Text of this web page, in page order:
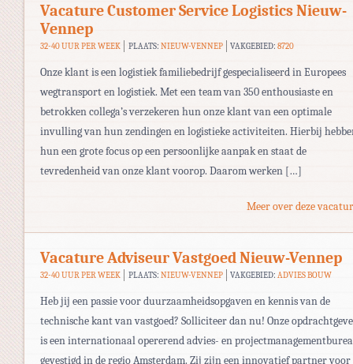
Vacature Customer Service Logistics Nieuw-
Vennep
32-40 UUR PER WEEK PLAATS: NIEUW-VENNEP VAKGEBIED:8720
Onze klant is een logistiek familiebedrijf gespecialiseerd in Europees
wegtransport en logistiek. Met een team van 350 enthousiaste en
betrokken collega’s verzekeren hun onze klant van een optimale
invulling van hun zendingen en logistieke activiteiten. Hierbij
hun een grote focus op een persoonlijke aanpak en staat de
tevredenheid van onze klant voorop. Daarom werken […]
Meer over deze
Vacature Adviseur Vastgoed Nieuw-Vennep
32-40 UUR PER WEEK PLAATS: NIEUW-VENNEP VAKGEBIED:ADVIES BOUW
Heb jij een passie voor duurzaamheidsopgaven en kennis van de
technische kant van vastgoed? Solliciteer dan nu! Onze
is een internationaal opererend advies- en
gevestigd in de regio Amsterdam. Zij zijn een innovatief partner voor